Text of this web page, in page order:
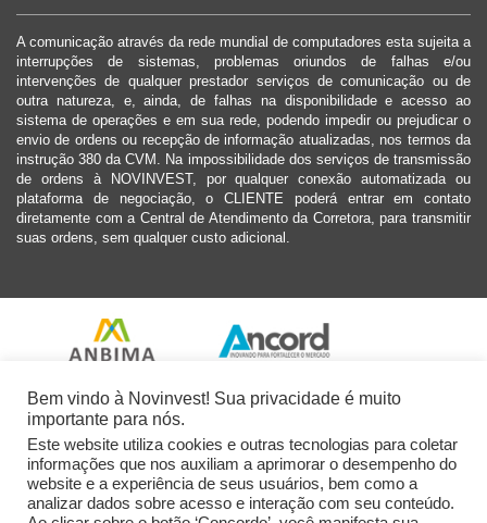
A comunicação através da rede mundial de computadores esta sujeita a
interrupções de sistemas, problemas oriundos de falhas e/ou
intervenções de qualquer prestador serviços de comunicação ou de
outra natureza, e, ainda, de falhas na disponibilidade e acesso ao
sistema de operações e em sua rede, podendo impedir ou prejudicar o
envio de ordens ou recepção de informação atualizadas, nos termos da
instrução 380 da CVM. Na impossibilidade dos serviços de transmissão
de ordens à NOVINVEST, por qualquer conexão automatizada ou
plataforma de negociação, o CLIENTE poderá entrar em contato
diretamente com a Central de Atendimento da Corretora, para transmitir
suas ordens, sem qualquer custo adicional.
Bem vindo à Novinvest! Sua privacidade é muito
importante para nós.
Este website utiliza cookies e outras tecnologias para coletar
informações que nos auxiliam a aprimorar o desempenho do
website e a experiência de seus usuários, bem como a
analizar dados sobre acesso e interação com seu conteúdo.